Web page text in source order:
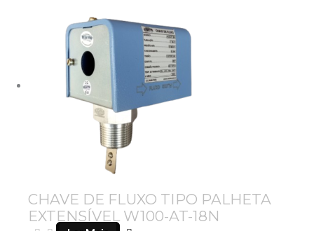
CHAVE DE FLUXO TIPO PALHETA
EXTENSÍVEL W100-AT-18N